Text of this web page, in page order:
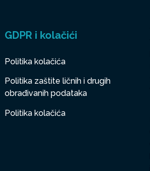
GDPR i kolačići
Politika kolačića
Politika zaštite ličnih i drugih
obrađivanih podataka
Politika kolačića